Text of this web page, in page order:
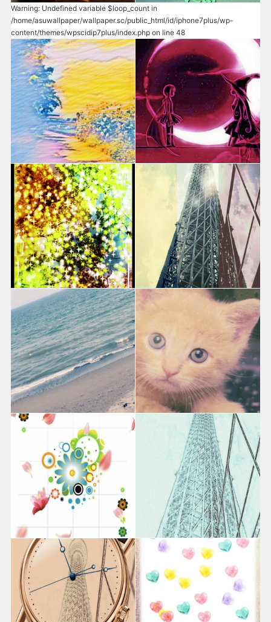
Warning: Undefined variable $loop_count in
/home/asuwallpaper/wallpaper.sc/public_html/id/iphone7plus/wp-
content/themes/wpscidip7plus/index.php on line 48